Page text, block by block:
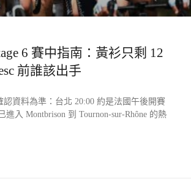
6 賽中指南：黃衫只剩 12
前誰該出手
認資料為準：台北 20:00 約是法國午後開賽
進入 Montbrison 到 Tournon-sur-Rhône 的熱